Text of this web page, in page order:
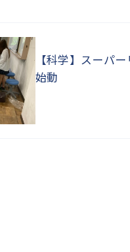
【科学】スーパ
始動